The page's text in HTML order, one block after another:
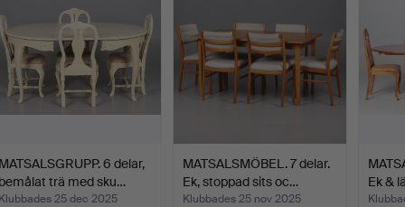
MATSALSGRUPP. 6 delar,
bemålat trä med sku…
Klubbades 25 dec 2025
MATSALSMÖBEL. 7 delar.
Ek, stoppad sits oc…
Klubbades 25 nov 2025
Ek &